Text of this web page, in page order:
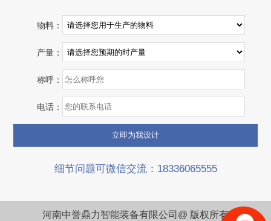
湖北省宜昌市砂石集并日产一万吨砂石料生产线
项目坐标
湖北省宜昌市
设计产能
日产一万吨
项目业主
砂石集并中心 建筑垃圾等石料
咨询该项目执行经理
物料：
产量：
称呼：
电话：
细节问题可微信交流：18336065555
河南中誉鼎力智能装备有限公司@ 版权所有